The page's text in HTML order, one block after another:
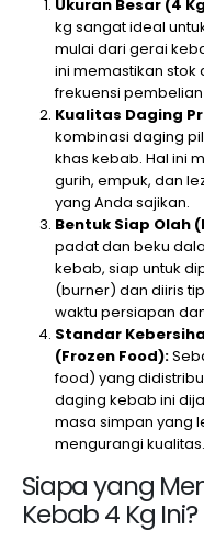
Ukuran Besar (4
kg sangat ideal
mulai dari gerai
ini memastikan
frekuensi
Kualitas Daging
kombinasi daging
khas kebab. Hal ini
gurih, empuk, dan
yang Anda sajikan.
Bentuk Siap Olah
padat dan beku
kebab, siap untuk
(burner) dan diiris
waktu persiapan
Standar
(Frozen Food):
food) yang
daging kebab ini
masa simpan yang
mengurangi kualitas.
Siapa yang
Kebab 4 Kg Ini?